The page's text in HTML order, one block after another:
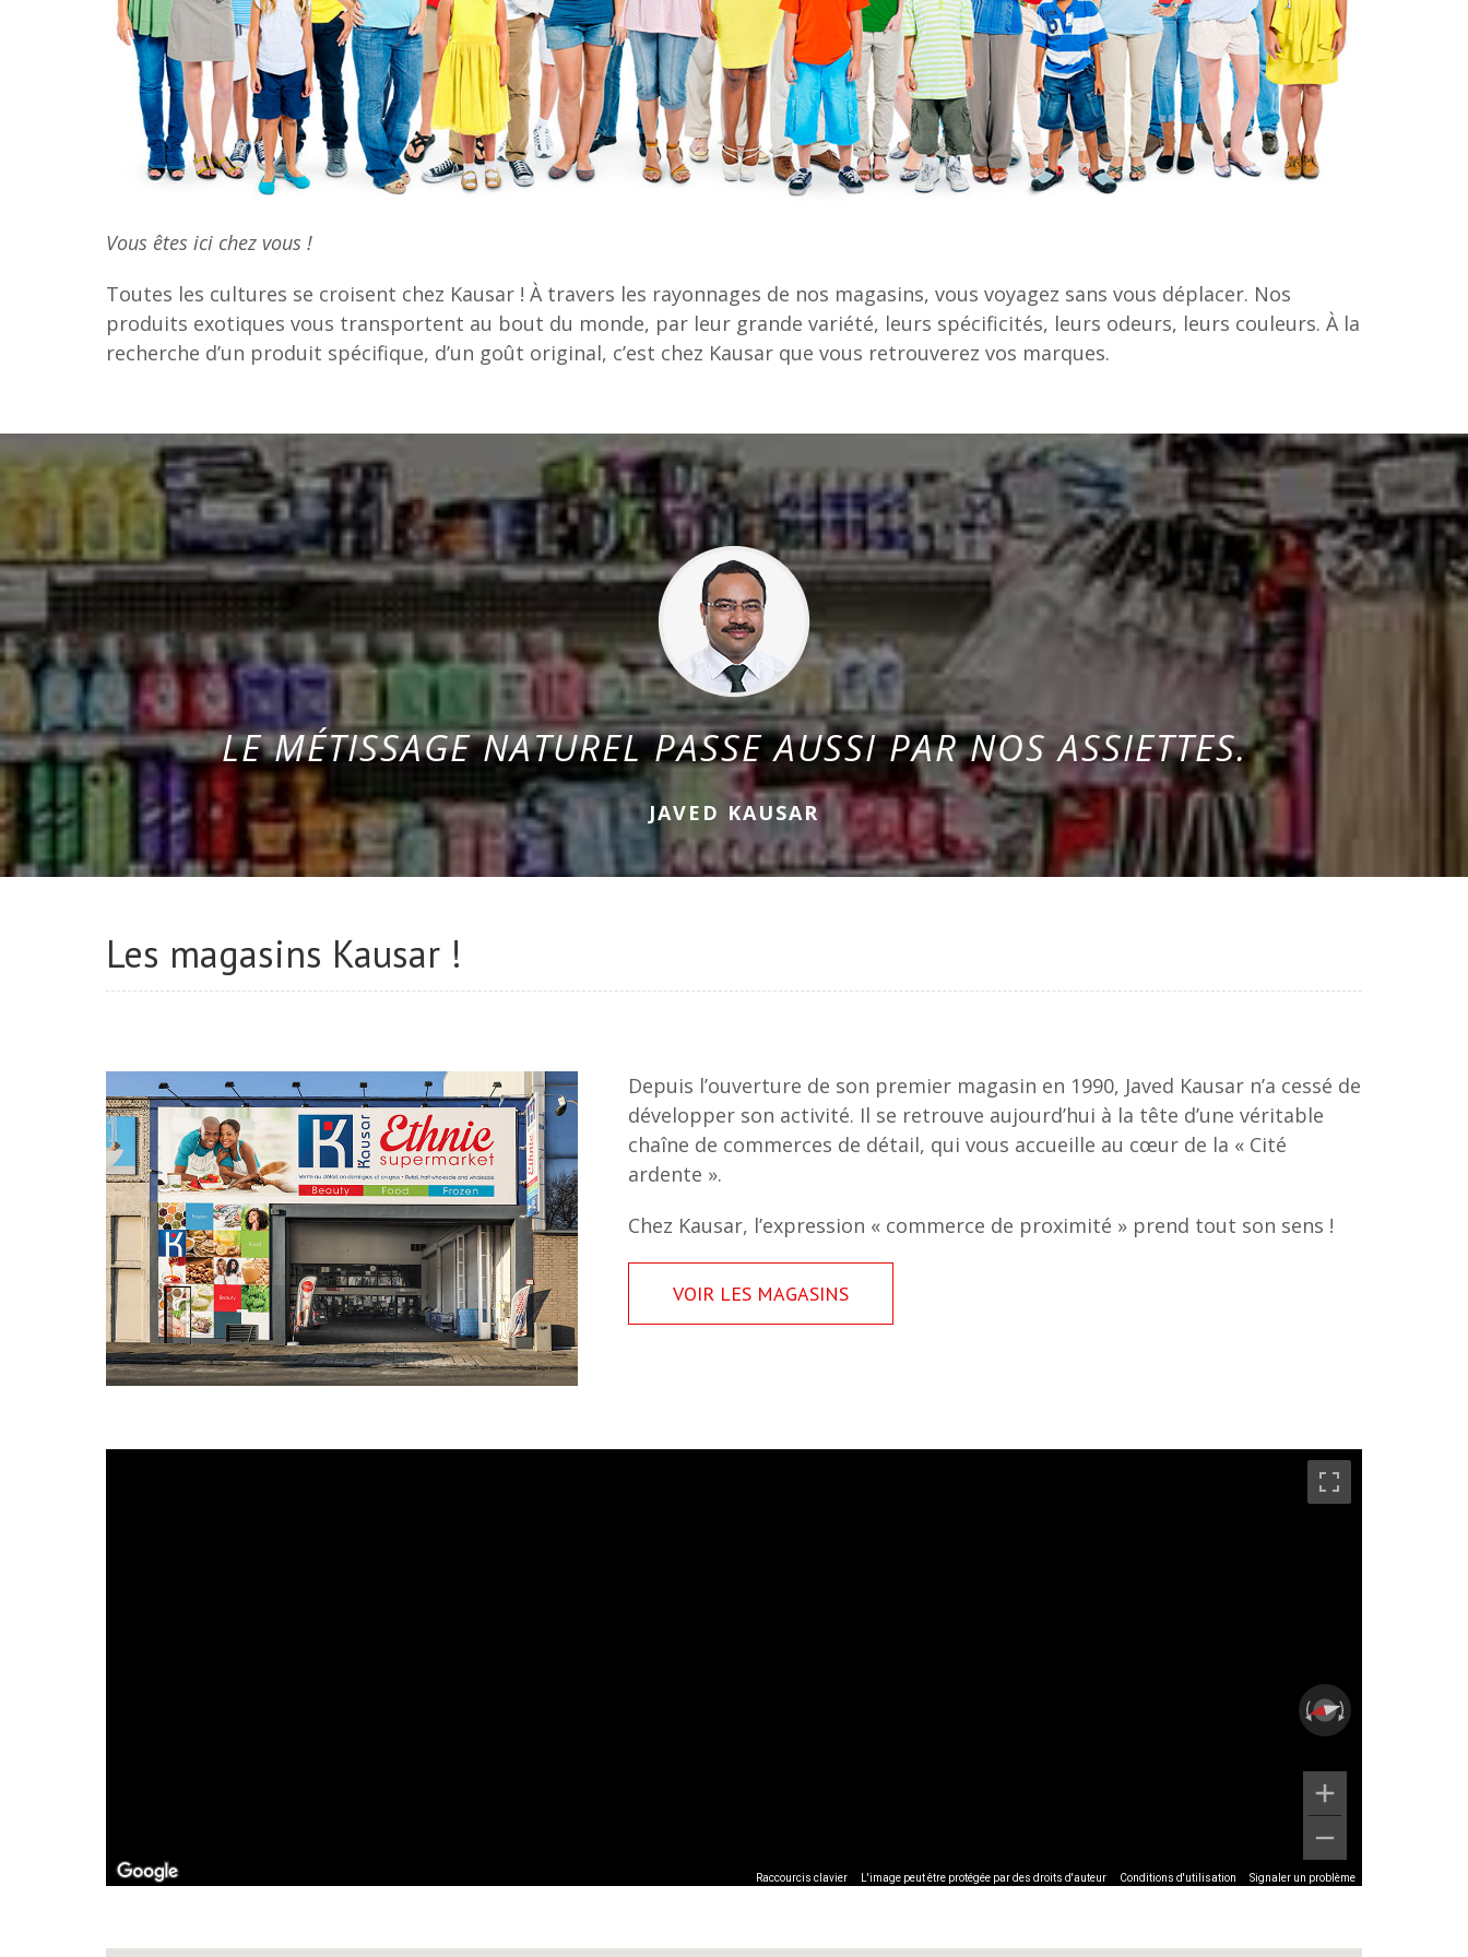
Vous êtes ici chez vous !
Toutes les cultures se croisent chez Kausar ! À travers les rayonnages de nos magasins, vous voyagez sans vous déplacer. Nos
produits exotiques vous transportent au bout du monde, par leur grande variété, leurs spécificités, leurs odeurs, leurs couleurs. À la
recherche d’un produit spécifique, d’un goût original, c’est chez Kausar que vous retrouverez vos marques.
LE MÉTISSAGE NATUREL PASSE AUSSI PAR NOS ASSIETTES.
JAVED KAUSAR
Les magasins Kausar !
Depuis l’ouverture de son premier magasin en 1990, Javed Kausar n’a cessé de
développer son activité. Il se retrouve aujourd’hui à la tête d’une véritable
chaîne de commerces de détail, qui vous accueille au cœur de la « Cité
ardente ».
Chez Kausar, l’expression « commerce de proximité » prend tout son sens !
VOIR LES MAGASINS
Raccourcis clavier L'image peut être protégée par des droits d'auteur Conditions d'utilisation Signaler un problème